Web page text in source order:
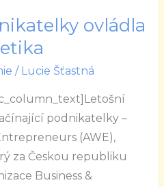
ovládla
/ Lucie Šťastná
podnikatelky –
(AWE),
za Českou republiku
Business &